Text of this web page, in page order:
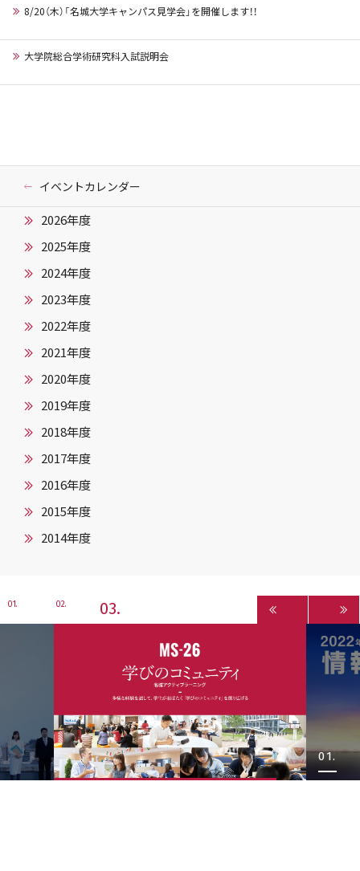
8/20（木）「名城大学キャンパス見学会」を開催します！！
大学院総合学術研究科入試説明会
イベントカレンダー
2026年度
2025年度
2024年度
2023年度
2022年度
2021年度
2020年度
2019年度
2018年度
2017年度
2016年度
2015年度
2014年度
1 2 3